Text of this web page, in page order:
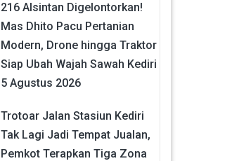
216 Alsintan Digelontorkan!
Mas Dhito Pacu Pertanian
Modern, Drone hingga Traktor
Siap Ubah Wajah Sawah Kediri
5 Agustus 2026
Trotoar Jalan Stasiun Kediri
Tak Lagi Jadi Tempat Jualan,
Pemkot Terapkan Tiga Zona